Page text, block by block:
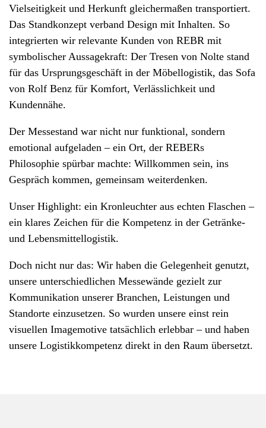
Vielseitigkeit und Herkunft gleichermaßen transportiert.
Das Standkonzept verband Design mit Inhalten. So
integrierten wir relevante Kunden von REBR mit
symbolischer Aussagekraft: Der Tresen von Nolte stand
für das Ursprungsgeschäft in der Möbellogistik, das Sofa
von Rolf Benz für Komfort, Verlässlichkeit und
Kundennähe.
Der Messestand war nicht nur funktional, sondern
emotional aufgeladen – ein Ort, der REBERs
Philosophie spürbar machte: Willkommen sein, ins
Gespräch kommen, gemeinsam weiterdenken.
Unser Highlight: ein Kronleuchter aus echten Flaschen –
ein klares Zeichen für die Kompetenz in der Getränke-
und Lebensmittellogistik.
Doch nicht nur das: Wir haben die Gelegenheit genutzt,
unsere unterschiedlichen Messewände gezielt zur
Kommunikation unserer Branchen, Leistungen und
Standorte einzusetzen. So wurden unsere einst rein
visuellen Imagemotive tatsächlich erlebbar – und haben
unsere Logistikkompetenz direkt in den Raum übersetzt.